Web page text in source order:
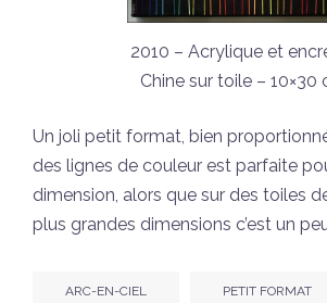
2010 – Acrylique et
Chine sur toile – 10×30
Un joli petit format, bien
des lignes de couleur est parfaite
dimension, alors que sur des toiles
plus grandes dimensions c’est un
ARC-EN-CIEL PETIT FORMAT